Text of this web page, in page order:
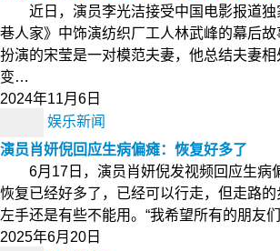
近日，演员李光洁接受中国电影报道独
巷人家》中饰演纺织厂工人林武峰的幕后
扮演的宋莹是一对模范夫妻，他总结夫妻相
变…
2024年11月6日
娱乐新闻
演员肖妍倪回应生病偏瘫：恢复好多了
6月17日，演员肖妍倪发视频回应生病
恢复已经好多了，已经可以行走，但走路的
左手还是有些不能用。“我希望所有的朋友
2025年6月20日